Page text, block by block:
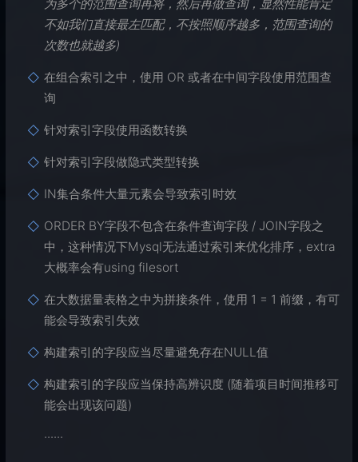
为多个的范围查询再将，然后再做查询，显然性能肯定
不如我们直接最左匹配，不按照顺序越多，范围查询的
次数也就越多)
在组合索引之中，使用 OR 或者在中间字段使用范围查
询
针对索引字段使用函数转换
针对索引字段做隐式类型转换
IN集合条件大量元素会导致索引时效
ORDER BY字段不包含在条件查询字段 / JOIN字段之
中，这种情况下Mysql无法通过索引来优化排序，extra
大概率会有using filesort
在大数据量表格之中为拼接条件，使用 1 = 1 前缀，有可
能会导致索引失效
构建索引的字段应当尽量避免存在NULL值
构建索引的字段应当保持高辨识度 (随着项目时间推移可
能会出现该问题)
······